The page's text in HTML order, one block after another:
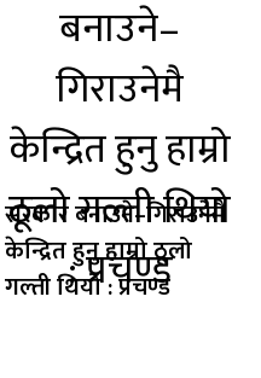
सरकार बनाउने–गिराउनेमै
केन्द्रित हुनु हाम्रो ठूलो
गल्ती थियो : प्रचण्ड